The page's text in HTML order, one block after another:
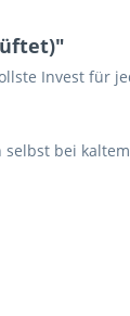
Invest für
bei